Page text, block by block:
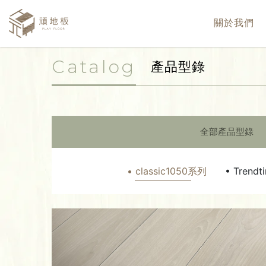
關於我們
Catalog 產品型錄
全部產品型錄
• classic1050系列 •